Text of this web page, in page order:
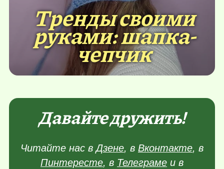
Тренды своими
руками: шапка-
чепчик
Давайте дружить!
Читайте нас вДзене, в Вконтакте, в
Пинтересте, в Телеграме и в